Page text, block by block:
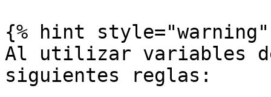
{% hint style="warning"
Al utilizar variables
siguientes reglas: